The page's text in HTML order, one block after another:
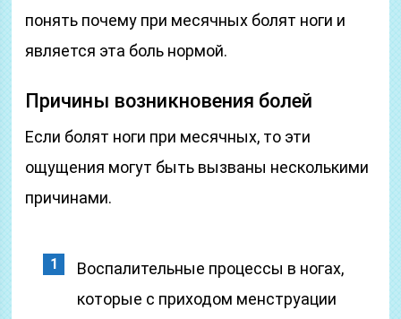
понять почему при месячных болят ноги и
является эта боль нормой.
Причины возникновения болей
Если болят ноги при месячных, то эти
ощущения могут быть вызваны несколькими
причинами.
Воспалительные процессы в ногах,
которые с приходом менструации